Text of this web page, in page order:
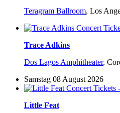
Teragram Ballroom, Los
Trace Adkins
Dos Lagos Amphitheater,
Samstag 08 August 2026
Little Feat